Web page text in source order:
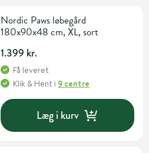
Nordic Paws løbegård
180x90x48 cm, XL, sort
1.399 kr.
Få leveret
Klik & Hent i 9 centre
Læg i kurv